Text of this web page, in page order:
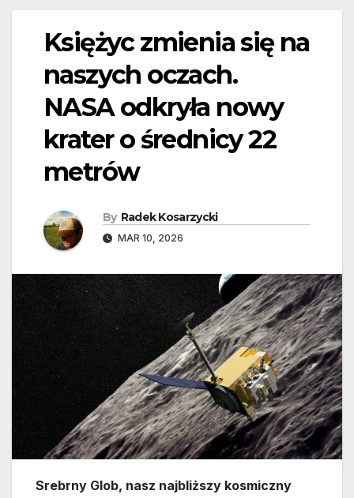
Księżyc zmienia się na
naszych oczach.
NASA odkryła nowy
krater o średnicy 22
metrów
By Radek Kosarzycki
MAR 10, 2026
Srebrny Glob, nasz najbliższy kosmiczny